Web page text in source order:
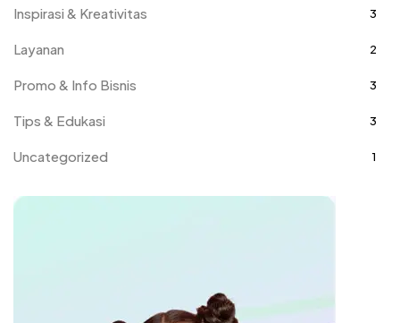
Inspirasi & Kreativitas 3
Layanan 2
Promo & Info Bisnis 3
Tips & Edukasi 3
Uncategorized 1